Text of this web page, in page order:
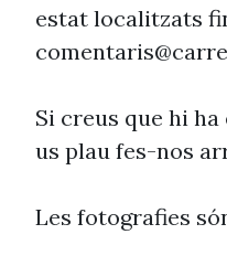
estat localitzats
Si creus que hi
us plau fes-nos
Les fotografies